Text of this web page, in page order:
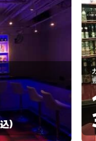
ェ＆バー シーサー
区駒込1-19-1
分飲み放題
円 (税込)